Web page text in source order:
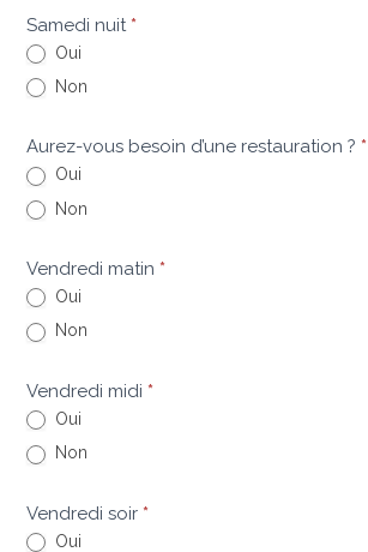
Samedi nuit*
Oui
Non
Aurez-vous besoin d’une restauration ?*
Oui
Non
Vendredi matin*
Oui
Non
Vendredi midi*
Oui
Non
Vendredi soir*
Oui